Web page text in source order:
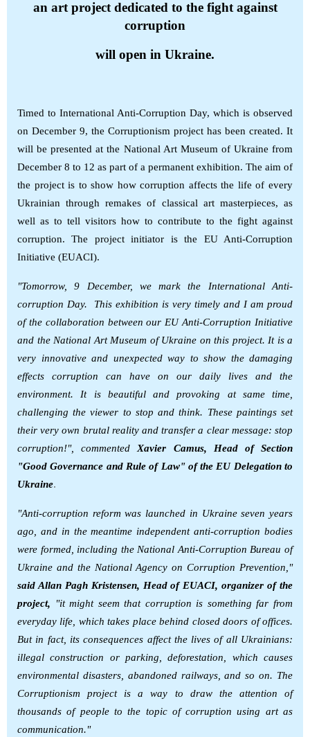
an art project dedicated to the fight against
corruption
will open in Ukraine.
Timed to International Anti-Corruption Day, which is observed
on December 9, the Corruptionism project has been created. It
will be presented at the National Art Museum of Ukraine from
December 8 to 12 as part of a permanent exhibition. The aim of
the project is to show how corruption affects the life of every
Ukrainian through remakes of classical art masterpieces, as
well as to tell visitors how to contribute to the fight against
corruption. The project initiator is the EU Anti-Corruption
Initiative (EUACI).
"Tomorrow, 9 December, we mark the International Anti-
corruption Day. This exhibition is very timely and I am proud
of the collaboration between our EU Anti-Corruption Initiative
and the National Art Museum of Ukraine on this project. It is a
very innovative and unexpected way to show the damaging
effects corruption can have on our daily lives and the
environment. It is beautiful and provoking at same time,
challenging the viewer to stop and think. These paintings set
their very own brutal reality and transfer a clear message: stop
corruption!", commented Xavier Camus, Head of Section
"Good Governance and Rule of Law" of the EU Delegation to
Ukraine.
"Anti-corruption reform was launched in Ukraine seven years
ago, and in the meantime independent anti-corruption bodies
were formed, including the National Anti-Corruption Bureau of
Ukraine and the National Agency on Corruption Prevention,"
said Allan Pagh Kristensen, Head of EUACI, organizer of the
project, "it might seem that corruption is something far from
everyday life, which takes place behind closed doors of offices.
But in fact, its consequences affect the lives of all Ukrainians:
illegal construction or parking, deforestation, which causes
environmental disasters, abandoned railways, and so on. The
Corruptionism project is a way to draw the attention of
thousands of people to the topic of corruption using art as
communication."